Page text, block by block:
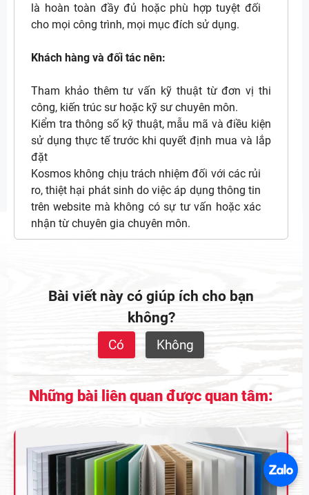
là hoàn toàn đầy đủ hoặc phù hợp tuyệt đối
cho mọi công trình, mọi mục đích sử dụng.
Khách hàng và đối tác nên:
Tham khảo thêm tư vấn kỹ thuật từ đơn vị thi
công, kiến trúc sư hoặc kỹ sư chuyên môn.
Kiểm tra thông số kỹ thuật, mẫu mã và điều kiện
sử dụng thực tế trước khi quyết định mua và lắp
đặt
Kosmos không chịu trách nhiệm đối với các rủi
ro, thiệt hại phát sinh do việc áp dụng thông tin
trên website mà không có sự tư vấn hoặc xác
nhận từ chuyên gia chuyên môn.
Bài viết này có giúp ích cho bạn
không?
Có Không
Những bài liên quan được quan tâm: